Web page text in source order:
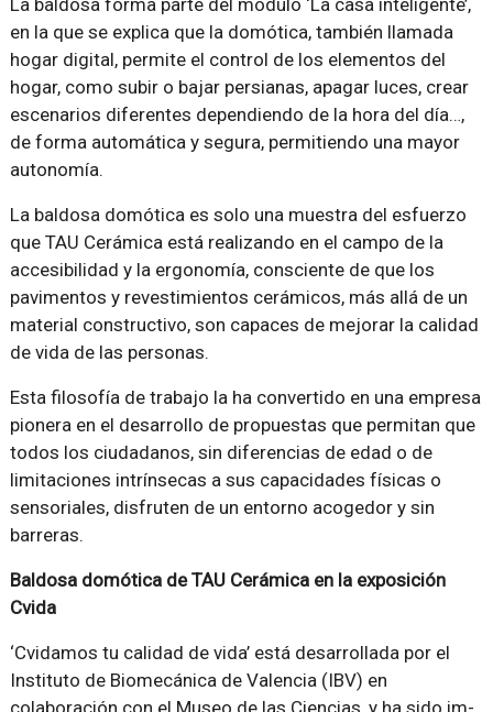
La baldosa forma parte del módulo ‘La casa inteligente’,
en la que se explica que la domótica, también llamada
hogar digital, permite el control de los elementos del
hogar, como subir o bajar persianas, apagar luces, crear
escenarios diferentes dependiendo de la hora del día…,
de forma automática y segura, permitiendo una mayor
autonomía.
La baldosa domótica es solo una muestra del esfuerzo
que TAU Cerámica está realizando en el campo de la
accesibilidad y la er­gonomía, consciente de que los
pavimentos y revestimientos cerá­micos, más allá de un
material constructivo, son capaces de mejo­rar la calidad
de vida de las personas.
Esta filosofía de trabajo la ha convertido en una empresa
pionera en el desarrollo de propuestas que permitan que
todos los ciudada­nos, sin diferencias de edad o de
limitaciones intrínsecas a sus ca­pacidades físicas o
sensoriales, disfruten de un entorno acogedor y sin
barreras.
Baldosa domótica de TAU Cerámica en la exposición
Cvida
‘Cvidamos tu calidad de vida’ está desarrollada por el
Instituto de Biomecánica de Valencia (IBV) en